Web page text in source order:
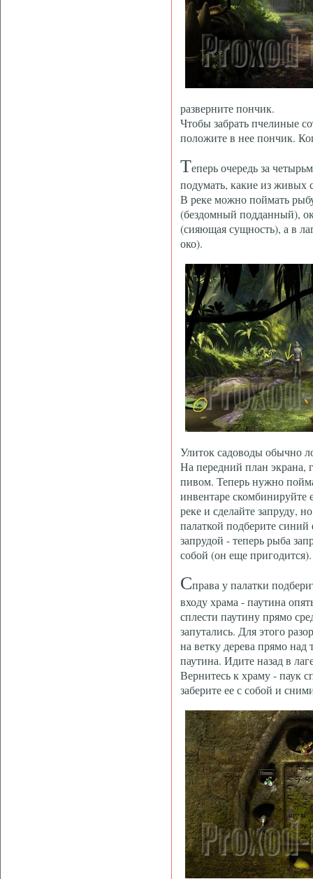
разверните пончик.
Чтобы забрать пчелиные
положите в нее пончик.
Теперь очередь за
подумать, какие из живых
В реке можно поймать
(бездомный подданный),
(сияющая сущность), а в
око).
Улиток садоводы обычно
На передний план экрана,
пивом. Теперь нужно
инвентаре скомбинируйте
реке и сделайте запруду,
палаткой подберите синий
запрудой - теперь рыба
собой (он еще пригодится).
Справа у палатки
входу храма - паутина
сплести паутину прямо
запутались. Для этого
на ветку дерева прямо над
паутина. Идите назад в
Вернитесь к храму - паук
заберите ее с собой и